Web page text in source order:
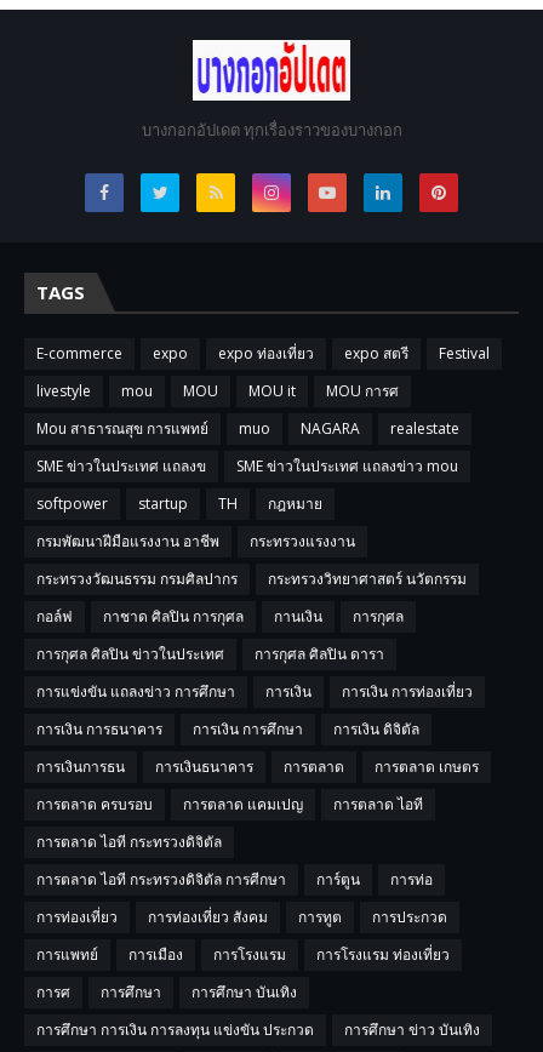
บางกอกอัปเดต ทุกเรื่องราวของบางกอก
TAGS
E-commerce expo expo ท่องเที่ยว expo สตรี
Festival
livestyle
mou MOU MOU it
MOU การศ
Mou สาธารณสุข การแพทย์
muo NAGARA
realestate
SME ข่าวในประเทศ แถลงข
SME ข่าวในประเทศ แถลงข่าว mou
softpower
startup TH
กฎหมาย
กรมพัฒนาฝีมือแรงงาน อาชีพ
กระทรวงแรงงาน
กระทรวงวัฒนธรรม กรมศิลปากร
กระทรวงวิทยาศาสตร์ นวัตกรรม
กอล์ฟ
กาชาด ศิลปิน การกุศล กานเงิน
การกุศล
การกุศล ศิลปิน ข่าวในประเทศ
การกุศล ศิลปิน ดารา
การแข่งขัน แถลงข่าว การศึกษา
การเงิน
การเงิน การท่องเที่ยว
การเงิน การธนาคาร
การเงิน การศึกษา
การเงิน ดิจิตัล
การเงินการธน
การเงินธนาคาร การตลาด
การตลาด เกษตร
การตลาด ครบรอบ
การตลาด แคมเปญ
การตลาด ไอที
การตลาด ไอที กระทรวงดิจิตัล
การตลาด ไอที กระทรวงดิจิตัล การศีกษา
การ์ตูน
การท่อ
การท่องเที่ยว
การท่องเที่ยว สังคม การทูต
การประกวด
การแพทย์
การเมือง การโรงแรม
การโรงแรม ท่องเที่ยว
การศ
การศึกษา
การศึกษา บันเทิง
การศึกษา การเงิน การลงทุน แข่งขัน ประกวด
การศึกษา ข่าว บันเทิง